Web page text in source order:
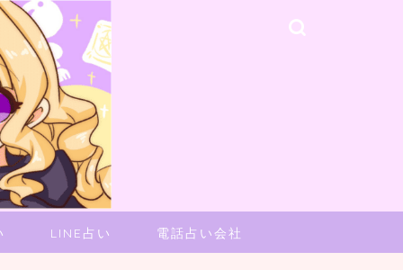
LINE占い 電話占い会社